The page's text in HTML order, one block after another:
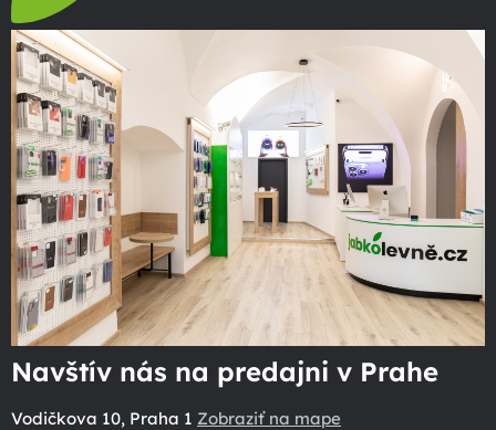
Navštív nás na predajni v Prahe
Vodičkova 10, Praha 1 Zobraziť na mape